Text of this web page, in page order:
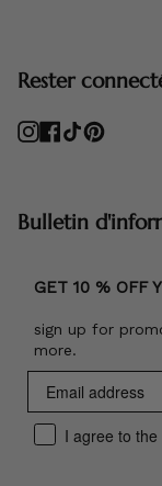
Rester
Instagram
Facebook
TikTokPinterest
Bulletin
GET 10 % OFF
sign up for
more.
I agree to